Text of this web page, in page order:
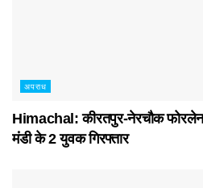
अपराध
Himachal: कीरतपुर-नेरचौक फोरलेन
मंडी के 2 युवक गिरफ्तार